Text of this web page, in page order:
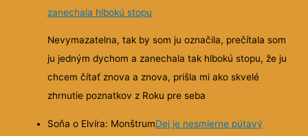
zanechala hlbokú stopu
Nevymazatelna, tak by som ju označila, prečítala som
ju jedným dychom a zanechala tak hlbokú stopu, že ju
chcem čítať znova a znova, prišla mi ako skvelé
zhrnutie poznatkov z Roku pre seba
Soňa o Elvíra: MonštrumDej je nesmierne pútavý